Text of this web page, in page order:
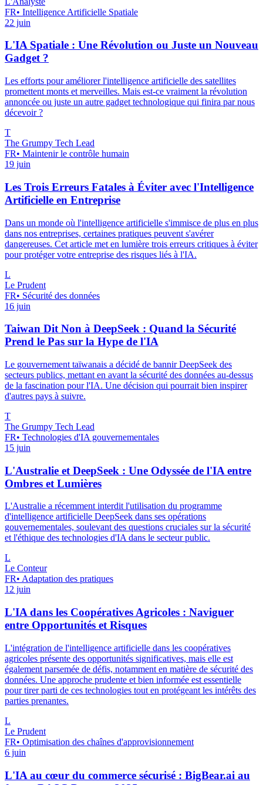
FR• Intelligence Artificielle Spatiale
22 juin
L'IA Spatiale : Une Révolution ou Juste un Nouveau
Gadget ?
Les efforts pour améliorer l'intelligence artificielle des satellites
promettent monts et merveilles. Mais est-ce vraiment la révolution
annoncée ou juste un autre gadget technologique qui finira par nous
décevoir ?
T
The Grumpy Tech Lead
FR• Maintenir le contrôle humain
19 juin
Les Trois Erreurs Fatales à Éviter avec l'Intelligence
Artificielle en Entreprise
Dans un monde où l'intelligence artificielle s'immisce de plus en plus
dans nos entreprises, certaines pratiques peuvent s'avérer
dangereuses. Cet article met en lumière trois erreurs critiques à éviter
pour protéger votre entreprise des risques liés à l'IA.
L
Le Prudent
FR• Sécurité des données
16 juin
Taiwan Dit Non à DeepSeek : Quand la Sécurité
Prend le Pas sur la Hype de l'IA
Le gouvernement taïwanais a décidé de bannir DeepSeek des
secteurs publics, mettant en avant la sécurité des données au-dessus
de la fascination pour l'IA. Une décision qui pourrait bien inspirer
d'autres pays à suivre.
T
The Grumpy Tech Lead
FR• Technologies d'IA gouvernementales
15 juin
L'Australie et DeepSeek : Une Odyssée de l'IA entre
Ombres et Lumières
L'Australie a récemment interdit l'utilisation du programme
d'intelligence artificielle DeepSeek dans ses opérations
gouvernementales, soulevant des questions cruciales sur la sécurité
et l'éthique des technologies d'IA dans le secteur public.
L
Le Conteur
FR• Adaptation des pratiques
12 juin
L'IA dans les Coopératives Agricoles : Naviguer
entre Opportunités et Risques
L'intégration de l'intelligence artificielle dans les coopératives
agricoles présente des opportunités significatives, mais elle est
également parsemée de défis, notamment en matière de sécurité des
données. Une approche prudente et bien informée est essentielle
pour tirer parti de ces technologies tout en protégeant les intérêts des
parties prenantes.
L
Le Prudent
FR• Optimisation des chaînes d'approvisionnement
6 juin
L'IA au cœur du commerce sécurisé : BigBear.ai au